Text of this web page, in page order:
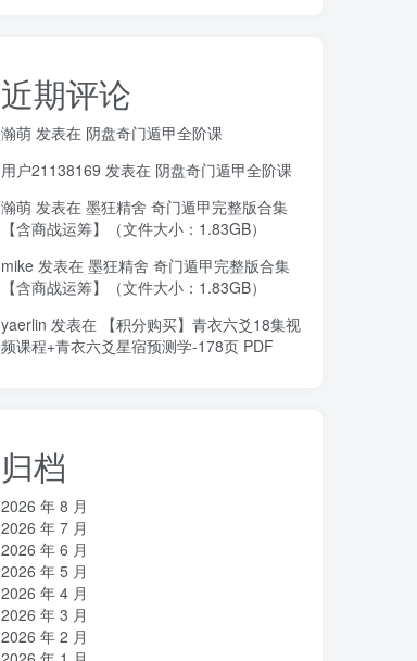
近期评论
瀚萌 发表在 阴盘奇门遁甲全阶课
用户21138169 发表在 阴盘奇门遁甲全阶课
瀚萌 发表在 墨狂精舍 奇门遁甲完整版合集
【含商战运筹】（文件大小：1.83GB）
mike 发表在 墨狂精舍 奇门遁甲完整版合集
【含商战运筹】（文件大小：1.83GB）
yaerlin 发表在 【积分购买】青衣六爻18集视
频课程+青衣六爻星宿预测学-178页 PDF
归档
2026 年 8 月
2026 年 7 月
2026 年 6 月
2026 年 5 月
2026 年 4 月
2026 年 3 月
2026 年 2 月